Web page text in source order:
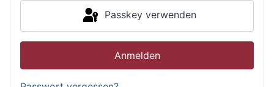
Passkey verwenden
Anmelden